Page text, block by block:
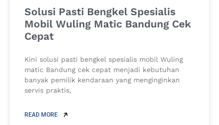
Solusi Pasti Bengkel Spesialis
Mobil Wuling Matic Bandung Cek
Cepat
Kini solusi pasti bengkel spesialis mobil Wuling
matic Bandung cek cepat menjadi kebutuhan
banyak pemilik kendaraan yang menginginkan
servis praktis,
READ MORE